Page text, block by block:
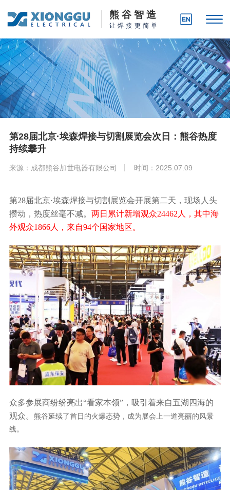
熊 谷 智 造
让焊接更简单
第28届北京·埃森焊接与切割展览会次日：熊谷热度
持续攀升
来源：成都熊谷加世电器有限公司 时间：2025.07.09
第28届北京·埃森焊接与切割展览会开展第二天，现场人头
攒动，热度丝毫不减。 两日累计新增观众24462人，其中海
外观众1866人，来自94个国家地区。
众多参展商纷纷亮出“看家本领”，吸引着来自五湖四海的
观众。 熊谷延续了首日的火爆态势，成为展会上一道亮丽的风景
线。